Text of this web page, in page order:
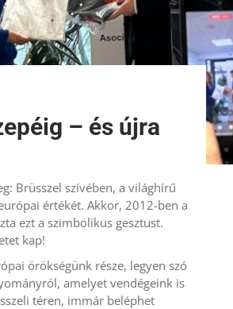
– és újra
Brüsszel szívében, a világhírű
értékét. Akkor, 2012-ben a
ezt a szimbolikus gesztust.
kap!​
örökségünk része, legyen szó
amelyet vendégeink is
téren, immár beléphet